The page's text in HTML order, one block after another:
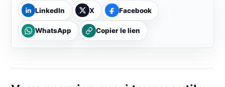
LinkedIn
X Facebook
WhatsApp Copier le lien